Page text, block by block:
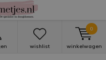
wishlist winkelwagen
0